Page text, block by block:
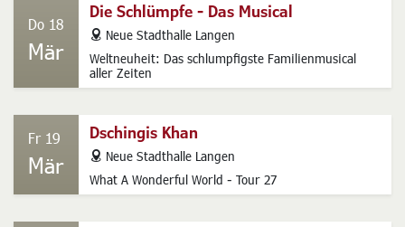
Die Schlümpfe - Das Musical
Weltneuheit: Das schlumpfigste Familienmusical
aller Zeiten
Do 18
Mär
address
Neue Stadthalle Langen
Dschingis Khan
What A Wonderful World - Tour 27
Fr 19
Mär
address
Neue Stadthalle Langen